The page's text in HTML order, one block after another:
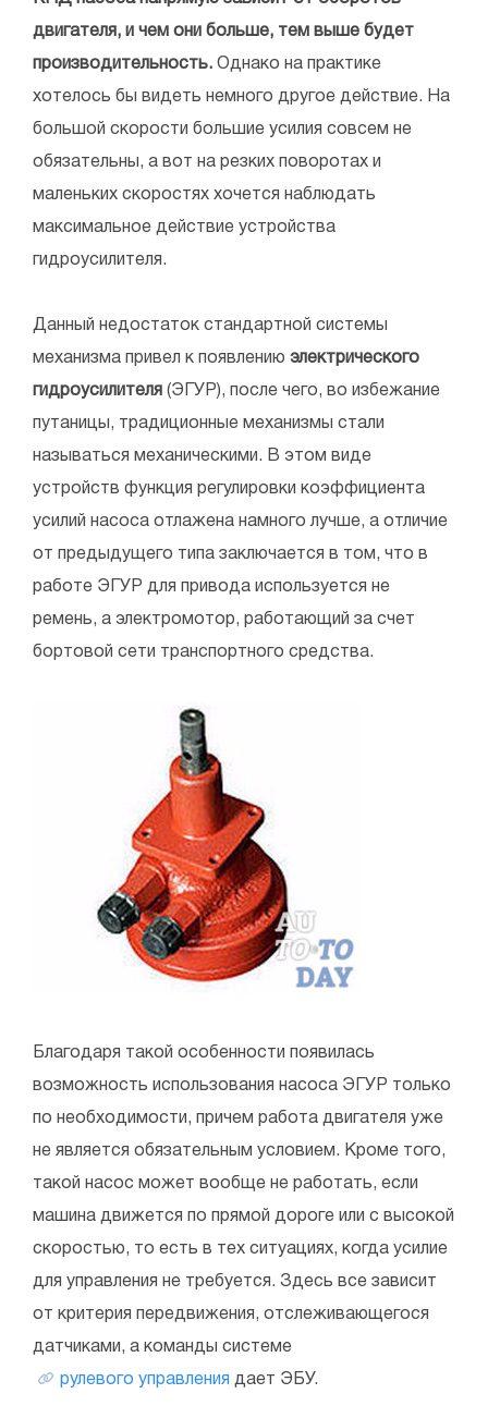
двигателя, и чем они больше, тем выше будет
производительность. Однако на практике
хотелось бы видеть немного другое действие. На
большой скорости большие усилия совсем не
обязательны, а вот на резких поворотах и
маленьких скоростях хочется наблюдать
максимальное действие устройства
гидроусилителя.
Данный недостаток стандартной системы
механизма привел к появлению электрического
гидроусилителя (ЭГУР), после чего, во избежание
путаницы, традиционные механизмы стали
называться механическими. В этом виде
устройств функция регулировки коэффициента
усилий насоса отлажена намного лучше, а отличие
от предыдущего типа заключается в том, что в
работе ЭГУР для привода используется не
ремень, а электромотор, работающий за счет
бортовой сети транспортного средства.
Благодаря такой особенности появилась
возможность использования насоса ЭГУР только
по необходимости, причем работа двигателя уже
не является обязательным условием. Кроме того,
такой насос может вообще не работать, если
машина движется по прямой дороге или с высокой
скоростью, то есть в тех ситуациях, когда усилие
для управления не требуется. Здесь все зависит
от критерия передвижения, отслеживающегося
датчиками, а команды системе
рулевого управления дает ЭБУ.